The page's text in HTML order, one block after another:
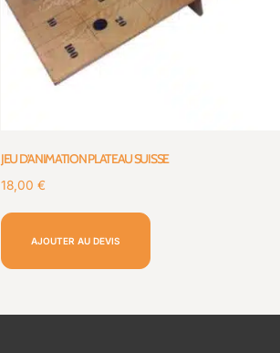
JEU D’ANIMATION PLATEAU SUISSE
18,00 €
AJOUTER AU DEVIS